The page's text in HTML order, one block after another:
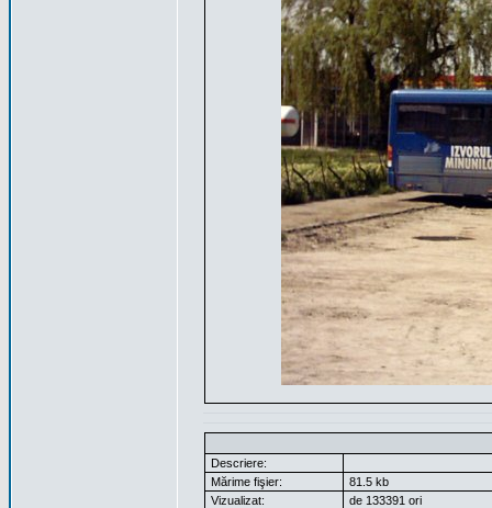
Descriere:
Mărime fişier:
81.5 kb
Vizualizat:
de 133391 ori